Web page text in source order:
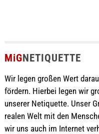
MiGNETIQUETTE
Wir legen großen Wert
fördern. Hierbei legen wir
unserer Netiquette. Unser
realen Welt mit den
wir uns auch im Internet